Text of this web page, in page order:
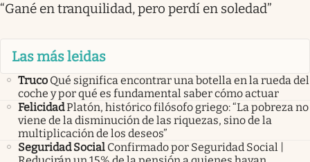
“Gané en tranquilidad, pero perdí en soledad”
Las más leidas
Truco Qué significa encontrar una botella en la rueda del
coche y por qué es fundamental saber cómo actuar
FelicidadPlatón, histórico filósofo griego: “La pobreza no
viene de la disminución de las riquezas, sino de la
multiplicación de los deseos”
Seguridad Social Confirmado por Seguridad Social |